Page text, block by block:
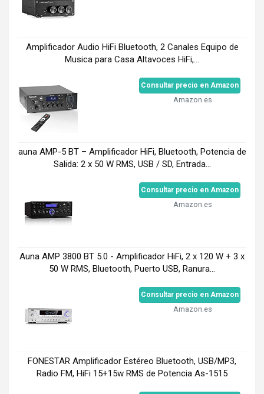
Amplificador Audio HiFi Bluetooth, 2 Canales Equipo de
Musica para Casa Altavoces HiFi,...
Consultar precio en Amazon
Amazon.es
auna AMP-5 BT – Amplificador HiFi, Bluetooth, Potencia de
Salida: 2 x 50 W RMS, USB / SD, Entrada...
Consultar precio en Amazon
Amazon.es
Auna AMP 3800 BT 5.0 - Amplificador HiFi, 2 x 120 W + 3 x
50 W RMS, Bluetooth, Puerto USB, Ranura...
Consultar precio en Amazon
Amazon.es
FONESTAR Amplificador Estéreo Bluetooth, USB/MP3,
Radio FM, HiFi 15+15w RMS de Potencia As-1515